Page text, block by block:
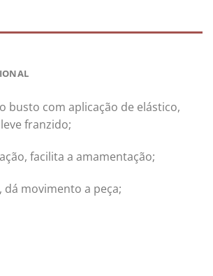
busto com aplicação de elástico,
franzido;
facilita a amamentação;
dá movimento a peça;